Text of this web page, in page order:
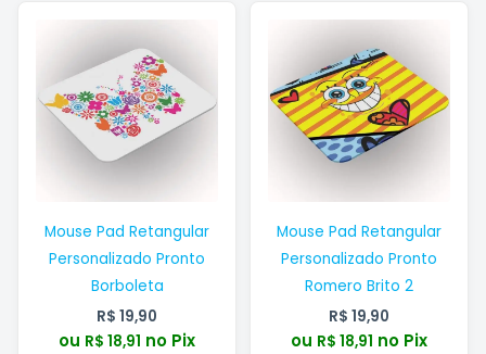
Mouse Pad Retangular
Personalizado Pronto
Borboleta
R$ 19,90
ou R$ 18,91 no Pix
Mouse Pad Retangular
Personalizado Pronto
Romero Brito 2
R$ 19,90
ou R$ 18,91 no Pix